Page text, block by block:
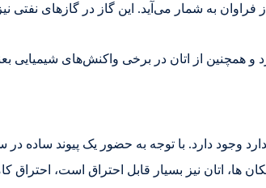
فراوان به شمار می‌آید. این گاز در گازهای نفتی
و همچنین از اتان در برخی واکنش‌های شیمیایی
وجود دارد. با توجه به حضور یک پیوند ساده در
ها، اتان نیز بسیار قابل احتراق است،